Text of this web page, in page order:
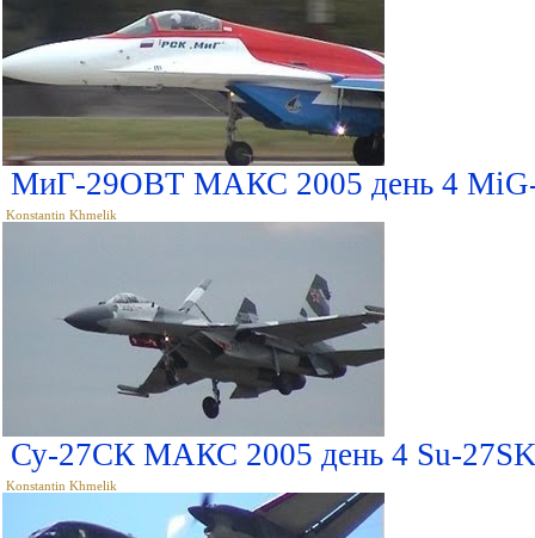
МиГ-29ОВТ МАКС 2005 день 4
Konstantin Khmelik
Су-27СК МАКС 2005 день 4 Su-
Konstantin Khmelik